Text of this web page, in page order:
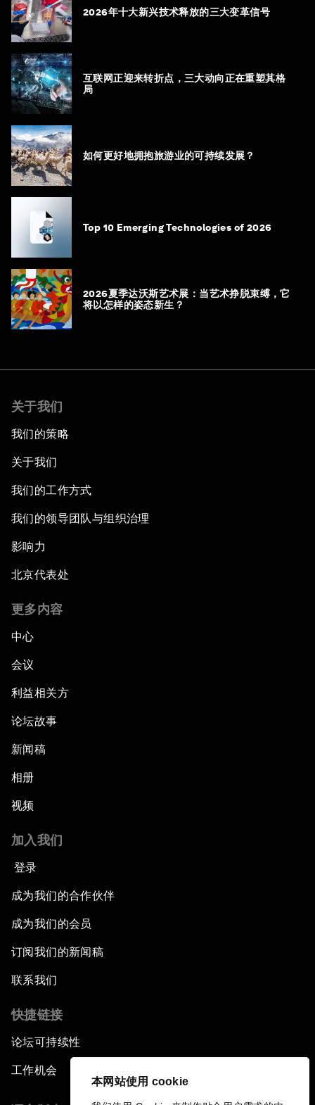
本网站使用 cookie
2026年十大新兴技术释放的三大变革信号
互联网正迎来转折点，三大动向正在重塑其格
局
如何更好地拥抱旅游业的可持续发展？
Top 10 Emerging Technologies of 2026
2026夏季达沃斯艺术展：当艺术挣脱束缚，它
将以怎样的姿态新生？
关于我们
我们的策略
关于我们
我们的工作方式
我们的领导团队与组织治理
影响力
北京代表处
更多内容
中心
会议
利益相关方
论坛故事
新闻稿
相册
视频
加入我们
登录
成为我们的合作伙伴
成为我们的会员
订阅我们的新闻稿
联系我们
快捷链接
论坛可持续性
工作机会